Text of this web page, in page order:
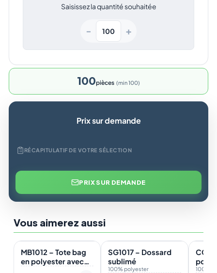
Saisissez la quantité souhaitée
− +
100pièces min 100
Prix sur demande
RÉCAPITULATIF DE VOTRE SÉLECTION
PRIX SUR DEMANDE
Vous aimerez aussi
En stock
MB1012 – Tote bag
en polyester avec
En stock
SG1017 – Dossard
sublimé
100% polyester
En
100%